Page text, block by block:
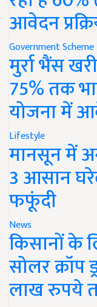
आवेदन
Government Scheme
मुर्रा भैंस
75% तक
योजना में
Lifestyle
मानसून में
3 आसान
फफूंदी
News
किसानों के
सोलर क्रॉप
लाख रुपये